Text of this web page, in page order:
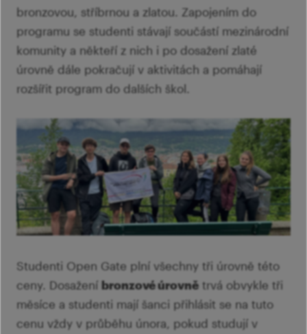
bronzovou, stříbrnou a zlatou. Zapojením do
programu se studenti stávají součástí mezinárodní
komunity a někteří z nich i po dosažení zlaté
úrovně dále pokračují v aktivitách a pomáhají
rozšířit program do dalších škol.
Studenti Open Gate plní všechny tři úrovně této
ceny. Dosažení bronzové úrovně trvá obvykle tři
měsíce a studenti mají šanci přihlásit se na tuto
cenu vždy v průběhu února, pokud studují v